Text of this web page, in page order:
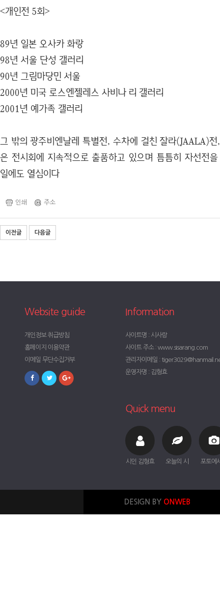
<개인전 5회>
89년 일본 오사카 화랑
98년 서울 단성 갤러리
90년 그림마당민 서울
2000년 미국 로스엔젤레스 사비나 리 갤러리
2001년 예가족 갤러리
그 밖의 광주비엔날레 특별전, 수차에 걸친 잘라(JAALA)
은 전시회에 지속적으로 출품하고 있으며 틈틈히 자선전
일에도 열심이다
인쇄 주소
이전글 다음글
Website guide
개인정보 취급방침
홈페이지 이용약관
이메일 무단수집거부
Information
사이트명 : 시사랑
사이트 주소 : www.sisarang.com
관리자이메일 :
운영자명 : 김형효
Quick menu
시인 김형효 오늘의 시 포토에
DESIGN BY ONWEB